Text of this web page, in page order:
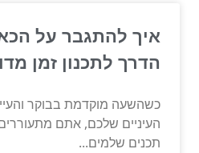
איך להתגבר על
הדרך לתכנון זמן
כשהשעה מוקדמת בבוקר
העיניים שלכם, אתם
תכנים שלמים...